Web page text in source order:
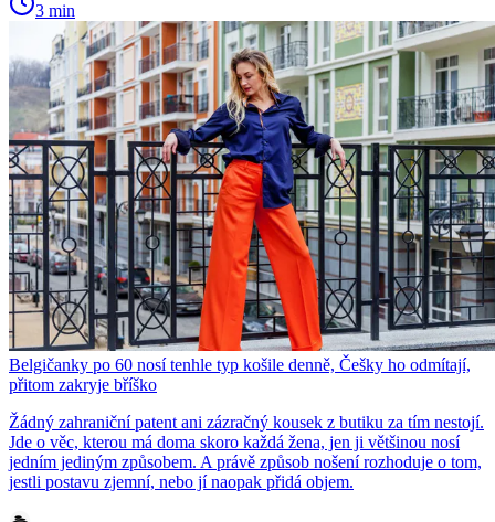
3 min
Belgičanky po 60 nosí tenhle typ košile denně, Češky ho odmítají,
přitom zakryje bříško
Žádný zahraniční patent ani zázračný kousek z butiku za tím nestojí.
Jde o věc, kterou má doma skoro každá žena, jen ji většinou nosí
jedním jediným způsobem. A právě způsob nošení rozhoduje o tom,
jestli postavu zjemní, nebo jí naopak přidá objem.